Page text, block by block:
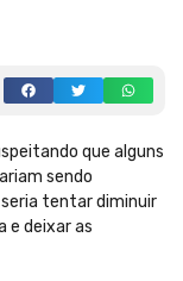
que alguns
sendo
tentar diminuir
e deixar as